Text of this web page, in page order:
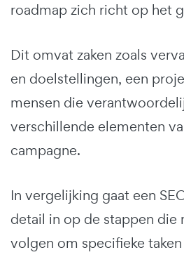
roadmap zich richt op het
Dit omvat zaken zoals
en doelstellingen, een
mensen die
verschillende elementen
campagne.
In vergelijking gaat een
detail in op de stappen die
volgen om specifieke